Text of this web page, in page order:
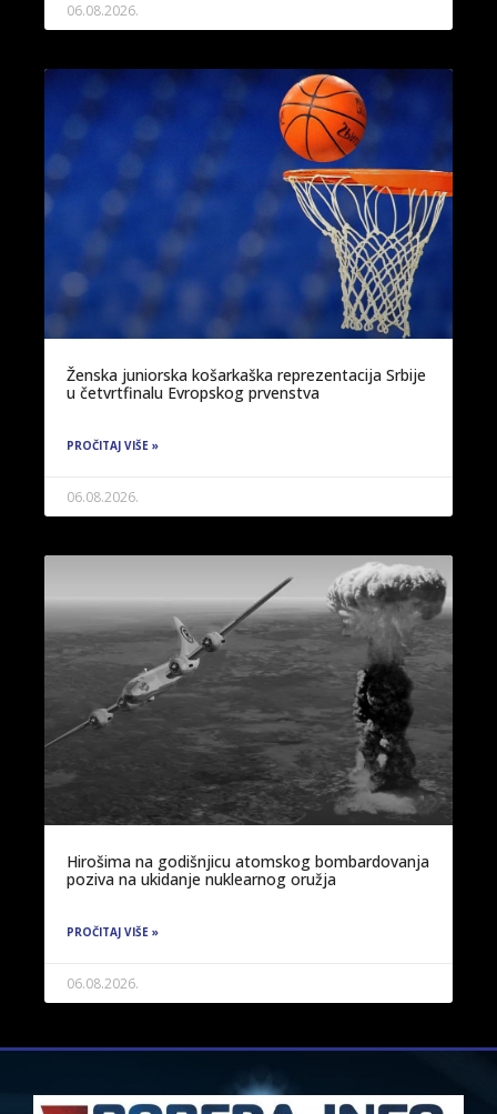
06.08.2026.
Ženska juniorska košarkaška reprezentacija Srbije
u četvrtfinalu Evropskog prvenstva
PROČITAJ VIŠE »
06.08.2026.
Hirošima na godišnjicu atomskog bombardovanja
poziva na ukidanje nuklearnog oružja
PROČITAJ VIŠE »
06.08.2026.